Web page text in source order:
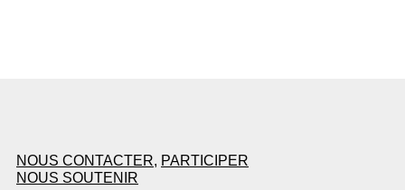
NOUS CONTACTER, PARTICIPER
NOUS SOUTENIR